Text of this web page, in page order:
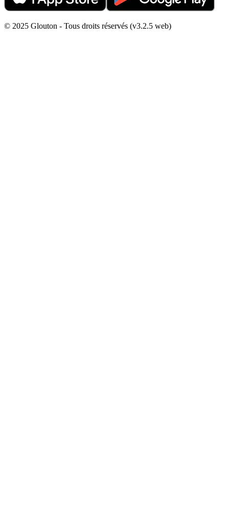
© 2025 Glouton - Tous droits réservés (v3.2.5 web)